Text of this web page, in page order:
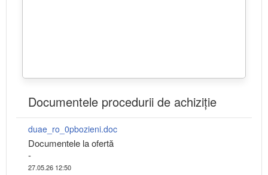
Documentele procedurii de achiziție
duae_ro_0pbozieni.doc
Documentele la ofertă
-
27.05.26 12:50